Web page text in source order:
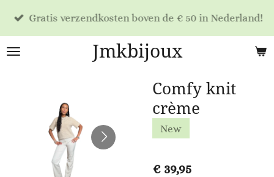
de
Jmkbijoux
Gratis verzendkosten boven de € 50 in Nederland!
Comfy knit
crème
New
€ 39,95